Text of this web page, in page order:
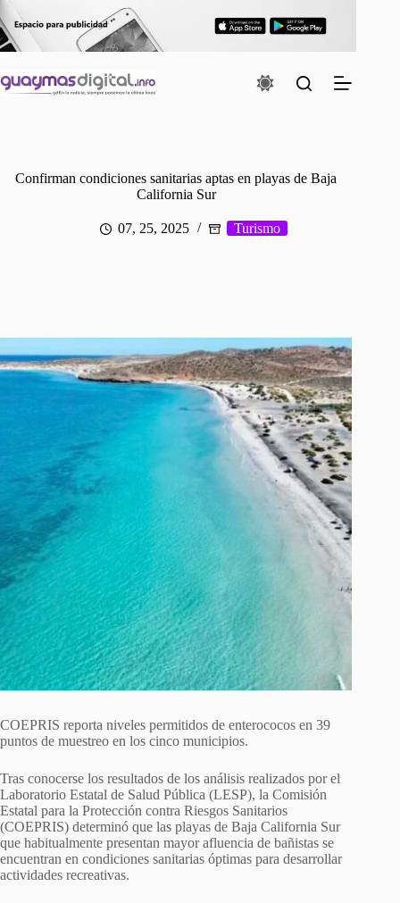
al
contenido
Confirman condiciones sanitarias aptas en playas de Baja
California Sur
07, 25, 2025 Turismo
COEPRIS reporta niveles permitidos de enterococos en 39
puntos de muestreo en los cinco municipios.
Tras conocerse los resultados de los análisis realizados por el
Laboratorio Estatal de Salud Pública (LESP), la Comisión
Estatal para la Protección contra Riesgos Sanitarios
(COEPRIS) determinó que las playas de Baja California Sur
que habitualmente presentan mayor afluencia de bañistas se
encuentran en condiciones sanitarias óptimas para desarrollar
actividades recreativas.